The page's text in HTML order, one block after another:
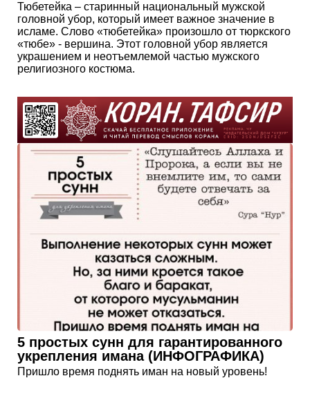
Тюбетейка – старинный национальный мужской
головной убор, который имеет важное значение в
исламе. Слово «тюбетейка» произошло от тюркского
«тюбе» - вершина. Этот головной убор является
украшением и неотъемлемой частью мужского
религиозного костюма.
5 простых сунн для гарантированного
укрепления имана (ИНФОГРАФИКА)
Пришло время поднять иман на новый уровень!